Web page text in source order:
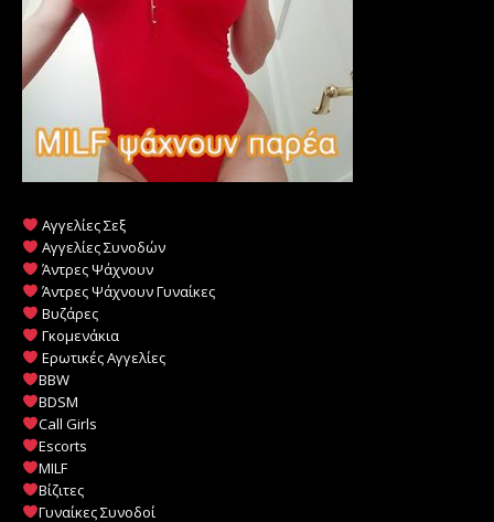
Αγγελίες Σεξ
Αγγελίες Συνοδών
Άντρες Ψάχνουν
Άντρες Ψάχνουν Γυναίκες
Βυζάρες
Γκομενάκια
Ερωτικές Αγγελίες
BBW
BDSM
Call Girls
Escorts
MILF
️Βίζιτες
Γυναίκες Συνοδοί